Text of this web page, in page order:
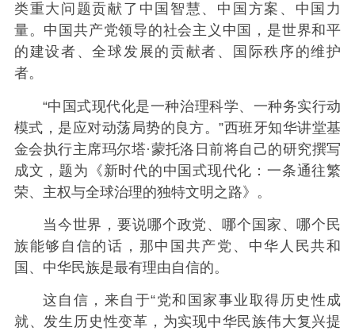
类重大问题贡献了中国智慧、中国方案、中国力
量。中国共产党领导的社会主义中国，是世界和平
的建设者、全球发展的贡献者、国际秩序的维护
者。
“中国式现代化是一种治理科学、一种务实行动
模式，是应对动荡局势的良方。”西班牙知华讲堂基
金会执行主席玛尔塔·蒙托洛日前将自己的研究撰写
成文，题为《新时代的中国式现代化：一条通往繁
荣、主权与全球治理的独特文明之路》。
当今世界，要说哪个政党、哪个国家、哪个民
族能够自信的话，那中国共产党、中华人民共和
国、中华民族是最有理由自信的。
这自信，来自于“党和国家事业取得历史性成
就、发生历史性变革，为实现中华民族伟大复兴提